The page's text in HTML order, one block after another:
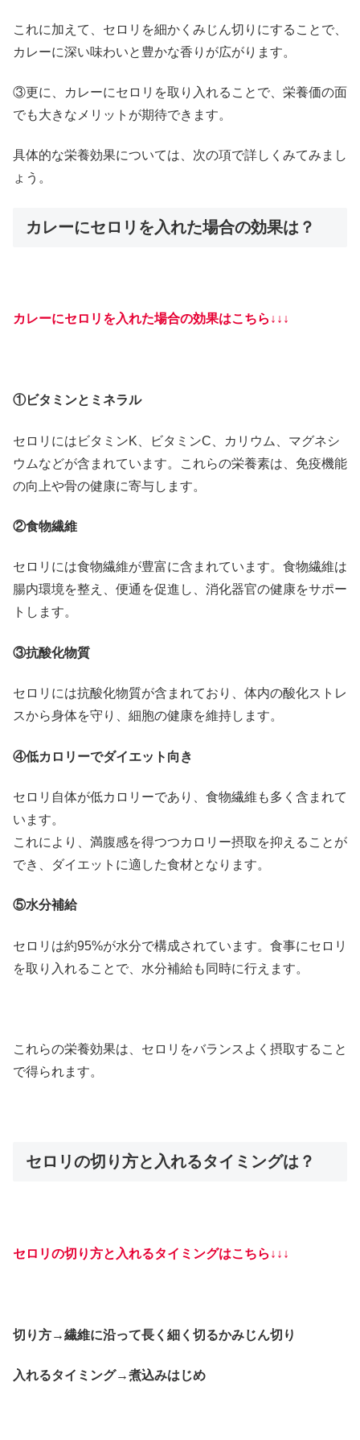
これに加えて、セロリを細かくみじん切りにすることで、
カレーに深い味わいと豊かな香りが広がります。
③更に、カレーにセロリを取り入れることで、栄養価の面
でも大きなメリットが期待できます。
具体的な栄養効果については、次の項で詳しくみてみまし
ょう。
カレーにセロリを入れた場合の効果は？
カレーにセロリを入れた場合の効果はこちら↓↓↓
①ビタミンとミネラル
セロリにはビタミンK、ビタミンC、カリウム、マグネシ
ウムなどが含まれています。これらの栄養素は、免疫機能
の向上や骨の健康に寄与します。
②食物繊維
セロリには食物繊維が豊富に含まれています。食物繊維は
腸内環境を整え、便通を促進し、消化器官の健康をサポー
トします。
③抗酸化物質
セロリには抗酸化物質が含まれており、体内の酸化ストレ
スから身体を守り、細胞の健康を維持します。
④低カロリーでダイエット向き
セロリ自体が低カロリーであり、食物繊維も多く含まれて
います。
これにより、満腹感を得つつカロリー摂取を抑えることが
でき、ダイエットに適した食材となります。
⑤水分補給
セロリは約95%が水分で構成されています。食事にセロリ
を取り入れることで、水分補給も同時に行えます。
これらの栄養効果は、セロリをバランスよく摂取すること
で得られます。
セロリの切り方と入れるタイミングは？
セロリの切り方と入れるタイミングはこちら↓↓↓
切り方→繊維に沿って長く細く切るかみじん切り
入れるタイミング→煮込みはじめ